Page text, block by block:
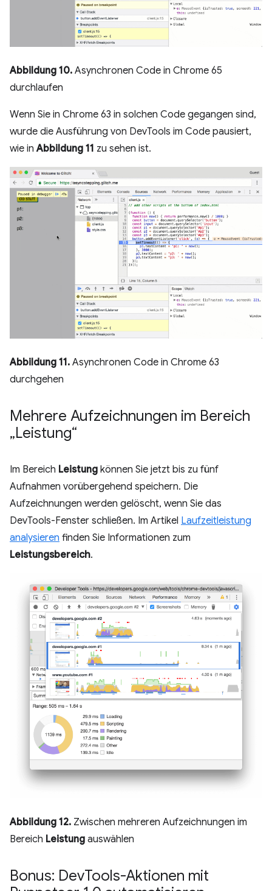
Abbildung 10. Asynchronen Code in Chrome 65
durchlaufen
Wenn Sie in Chrome 63 in solchen Code gegangen sind,
wurde die Ausführung von DevTools im Code pausiert,
wie inAbbildung 11 zu sehen ist.
Abbildung 11. Asynchronen Code in Chrome 63
durchgehen
Mehrere Aufzeichnungen im Bereich
„Leistung“
Im Bereich Leistung können Sie jetzt bis zu fünf
Aufnahmen vorübergehend speichern. Die
Aufzeichnungen werden gelöscht, wenn Sie das
DevTools-Fenster schließen. Im Artikel Laufzeitleistung
analysieren finden Sie Informationen zum
Leistungsbereich.
Abbildung 12. Zwischen mehreren Aufzeichnungen im
Bereich Leistung auswählen
Bonus: DevTools-Aktionen mit